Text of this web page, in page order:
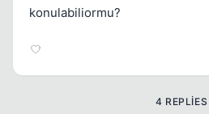
konulabiliormu?
4 REPLIES